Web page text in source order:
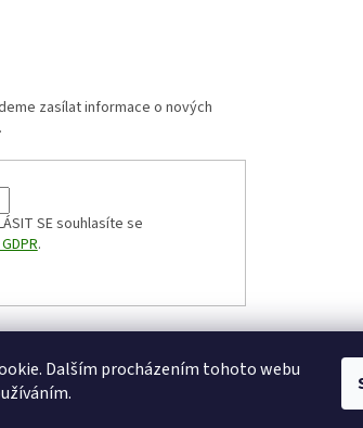
Dalším procházením tohoto webu
zasílat informace o nových
SEsouhlasíte se
.
Shoptet.cz Sportovní výživa zizaly.com